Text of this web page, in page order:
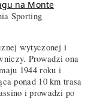
na Monte
Sporting
wytyczonej i
Prowadzi ona
1944 roku i
ponad 10 km trasa
i prowadzi po